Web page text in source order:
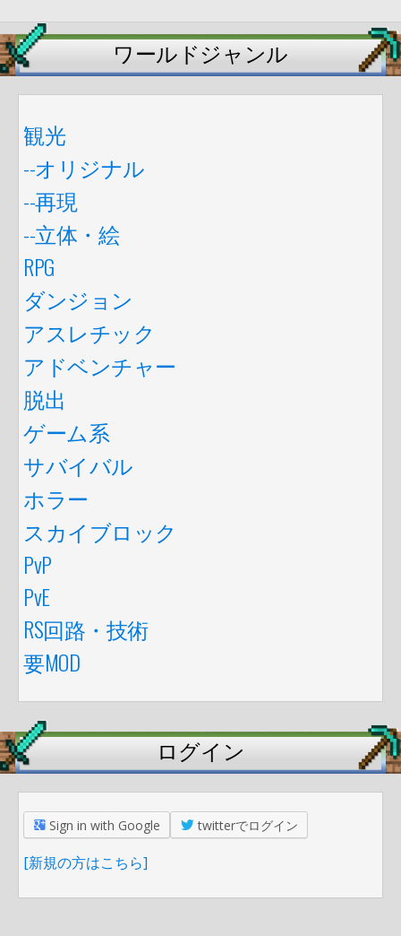
ワールドジャンル
観光
--オリジナル
--再現
--立体・絵
RPG
ダンジョン
アスレチック
アドベンチャー
脱出
ゲーム系
サバイバル
ホラー
スカイブロック
PvP
PvE
RS回路・技術
要MOD
ログイン
Sign in with Google twitterでログイン
[新規の方はこちら]